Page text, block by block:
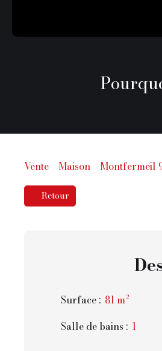
Vente Maison Montfermeil
Retour
Surface : 81 m²
Salle de bains : 1